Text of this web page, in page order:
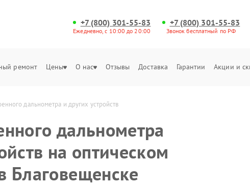
+7 (800) 301-55-83
Ежедневно, с 10:00 до 20:00
+7 (800) 301-55-83
Звонок бесплатный по РФ
ремонт Цены О нас Отзывы Доставка Гарантии Акции и
дальнометра и других устройств
дальнометра
на оптическом
Благовещенске